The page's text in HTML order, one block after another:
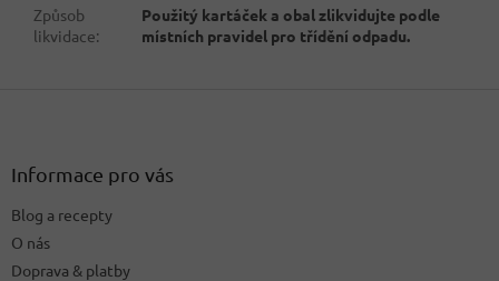
Způsob
likvidace:
Použitý kartáček a obal zlikvidujte podle
místních pravidel pro třídění odpadu.
Informace pro vás
Blog a recepty
O nás
Doprava & platby